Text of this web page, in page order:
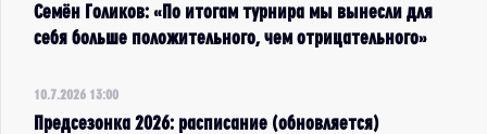
Семён Голиков: «По итогам турнира мы вынесли для
себя больше положительного, чем отрицательного»
10.7.2026 13:00
Предсезонка 2026: расписание (обновляется)